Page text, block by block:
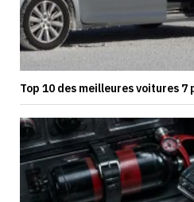
Top 10 des meilleures voitures 7